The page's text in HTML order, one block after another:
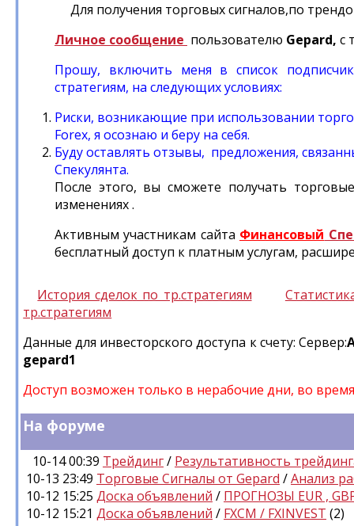
Для получения торговых сигналов,по
Личное сообщение пользователю Gepard, с
Прошу, включить меня в список
стратегиям, на следующих условиях:
Риски, возникающие при использовании
Forex, я осознаю и беру на себя.
Буду оставлять отзывы, предложения,
Спекулянта.
После этого, вы сможете получать
изменениях .
Активным участникам сайта Финансовый
бесплатный доступ к платным услугам,
История сделок по тр.стратегиям
тр.стратегиям
Данные для инвесторского доступа к счету: Сервер:
gepard1
Доступ возможен только в нерабочие дни, во
На форуме
10-14 00:39 Трейдинг/ Результативность
10-13 23:49 Торговые Сигналы от Gepard /Анализ
10-12 15:25 Доска объявлений / ПРОГНОЗЫ EUR ,
10-12 15:21 Доска объявлений / FXCM / FXINVEST (2)